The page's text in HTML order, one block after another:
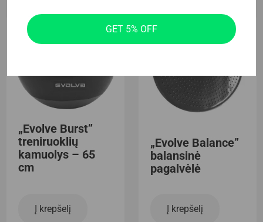
„Evolve Burst”
treniruoklių
kamuolys – 65
cm
Į krepšelį
„Evolve Balance”
balansinė
pagalvėlė
Į krepšelį
GET 5% OFF